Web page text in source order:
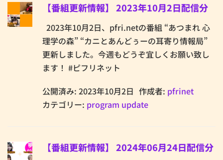
【番組更新情報】 2023年10月2日配信分
2023年10月2日、pfri.netの番組 “あつまれ 心
理学の森” “カニとあんどぅーの耳寄り情報局”
更新しました。今週もどうぞ宜しくお願い致し
ます！ #ピフリネット
公開済み: 2023年10月2日 作成者: pfrinet
カテゴリー: program update
【番組更新情報】 2024年06月24日配信分